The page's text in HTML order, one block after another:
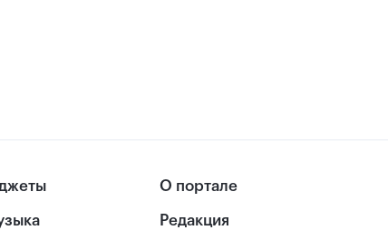
О портале
Редакция